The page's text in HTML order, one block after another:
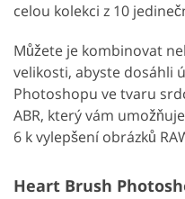
celou kolekci z 10
Můžete je kombinovat
velikosti, abyste dosáhli
Photoshopu ve tvaru
ABR, který vám
6 k vylepšení obrázků
Heart Brush